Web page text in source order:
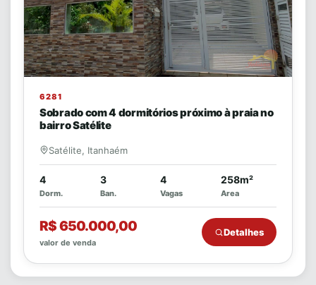
6281
Sobrado com 4 dormitórios próximo à praia no
bairro Satélite
Satélite, Itanhaém
4
Dorm.
3
Ban.
4
Vagas
258m²
Area
R$ 650.000,00
valor de venda
Detalhes